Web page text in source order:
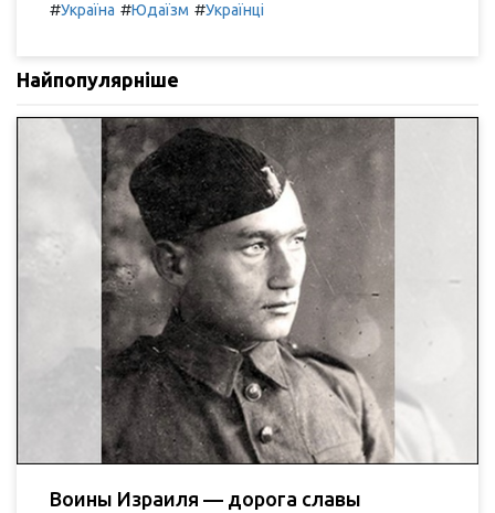
#Україна #Юдаїзм #Українці
Найпопулярніше
Воины Израиля — дорога славы